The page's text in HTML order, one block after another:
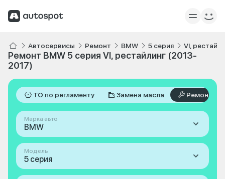
Автосервисы Ремонт BMW 5 серия VI,
Ремонт BMW 5 серия VI, рестайлинг (2013-
2017)
ТО по регламенту Замена масла Ремонт
Марка авто
BMW
Модель
5 серия